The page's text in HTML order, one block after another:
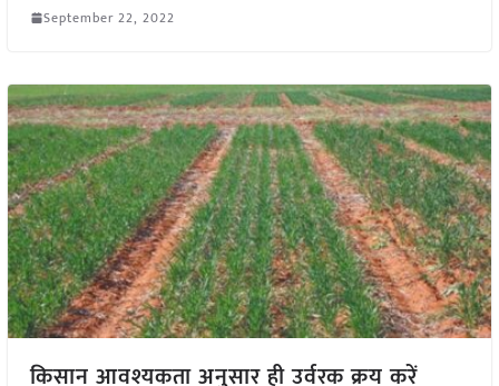
September 22, 2022
किसान आवश्यकता अनुसार ही उर्वरक क्रय करें